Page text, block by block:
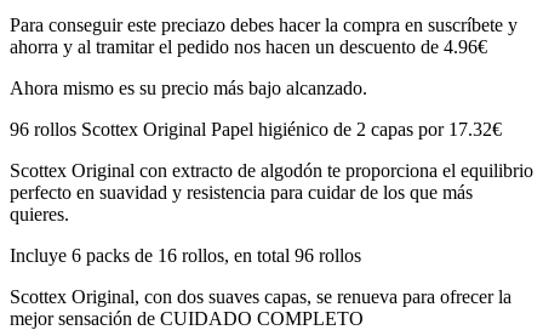
Para conseguir este preciazo debes hacer la compra en suscríbete y
ahorra y al tramitar el pedido nos hacen un descuento de 4.96€
Ahora mismo es su precio más bajo alcanzado.
96 rollos Scottex Original Papel higiénico de 2 capas por 17.32€
Scottex Original con extracto de algodón te proporciona el equilibrio
perfecto en suavidad y resistencia para cuidar de los que más
quieres.
Incluye 6 packs de 16 rollos, en total 96 rollos
Scottex Original, con dos suaves capas, se renueva para ofrecer la
mejor sensación de CUIDADO COMPLETO